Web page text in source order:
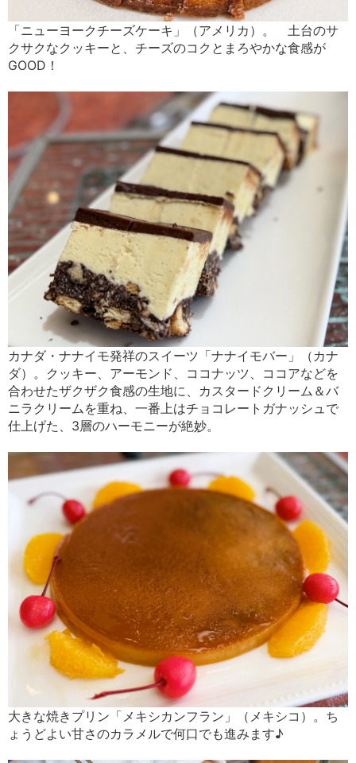
「ニューヨークチーズケーキ」（アメリカ）。 土台のサ
クサクなクッキーと、チーズのコクとまろやかな食感が
GOOD！
カナダ・ナナイモ発祥のスイーツ「ナナイモバー」（カナ
ダ）。クッキー、アーモンド、ココナッツ、ココアなどを
合わせたザクザク食感の生地に、カスタードクリーム＆バ
ニラクリームを重ね、一番上はチョコレートガナッシュで
仕上げた、3層のハーモニーが絶妙。
大きな焼きプリン「メキシカンフラン」（メキシコ）。ち
ょうどよい甘さのカラメルで何口でも進みます♪